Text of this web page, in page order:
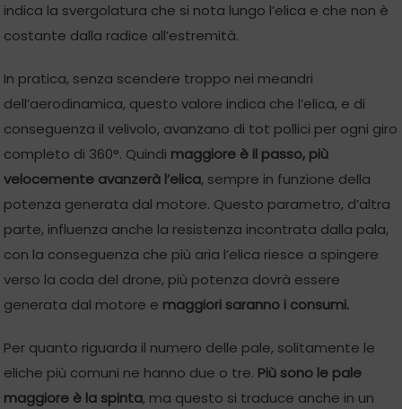
indica la svergolatura che si nota lungo l’elica e che non è
costante dalla radice all’estremità.
In pratica, senza scendere troppo nei meandri
dell’aerodinamica, questo valore indica che l’elica, e di
conseguenza il velivolo, avanzano di tot pollici per ogni giro
completo di 360°. Quindi maggiore è il passo, più
velocemente avanzerà l’elica, sempre in funzione della
potenza generata dal motore. Questo parametro, d’altra
parte, influenza anche la resistenza incontrata dalla pala,
con la conseguenza che più aria l’elica riesce a spingere
verso la coda del drone, più potenza dovrà essere
generata dal motore e maggiori saranno i consumi.
Per quanto riguarda il numero delle pale, solitamente le
eliche più comuni ne hanno due o tre. Più sono le pale
maggiore è la spinta, ma questo si traduce anche in un